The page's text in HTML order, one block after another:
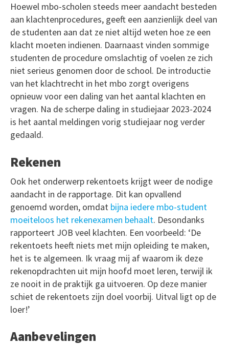
Hoewel mbo-scholen steeds meer aandacht besteden
aan klachtenprocedures, geeft een aanzienlijk deel van
de studenten aan dat ze niet altijd weten hoe ze een
klacht moeten indienen. Daarnaast vinden sommige
studenten de procedure omslachtig of voelen ze zich
niet serieus genomen door de school. De introductie
van het klachtrecht in het mbo zorgt overigens
opnieuw voor een daling van het aantal klachten en
vragen. Na de scherpe daling in studiejaar 2023-2024
is het aantal meldingen vorig studiejaar nog verder
gedaald.
Rekenen
Ook het onderwerp rekentoets krijgt weer de nodige
aandacht in de rapportage. Dit kan opvallend
genoemd worden, omdat bijna iedere mbo-student
moeiteloos het rekenexamen behaalt. Desondanks
rapporteert JOB veel klachten. Een voorbeeld: ‘De
rekentoets heeft niets met mijn opleiding te maken,
het is te algemeen. Ik vraag mij af waarom ik deze
rekenopdrachten uit mijn hoofd moet leren, terwijl ik
ze nooit in de praktijk ga uitvoeren. Op deze manier
schiet de rekentoets zijn doel voorbij. Uitval ligt op de
loer!’
Aanbevelingen